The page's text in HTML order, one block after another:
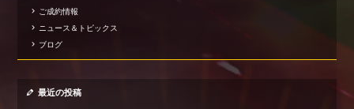
ご成約情報
ニュース＆トピックス
ブログ
最近の投稿